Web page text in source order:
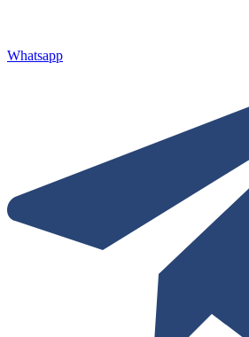
Whatsapp